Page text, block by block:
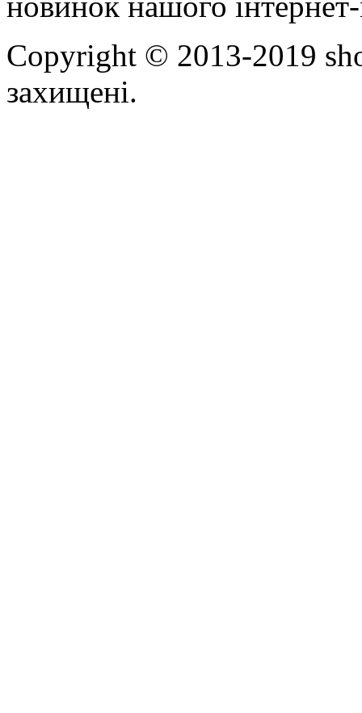
Copyright © 2013-2019
захищені.